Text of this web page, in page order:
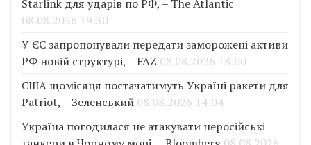
Starlink для ударів по РФ, – The Atlantic
08.08.2026 19:30
У ЄС запропонували передати заморожені активи
РФ новій структурі, – FAZ 08.08.2026 18:00
США щомісяця постачатимуть Україні ракети для
Patriot, – Зеленський 08.08.2026 14:04
Україна погодилася не атакувати неросійські